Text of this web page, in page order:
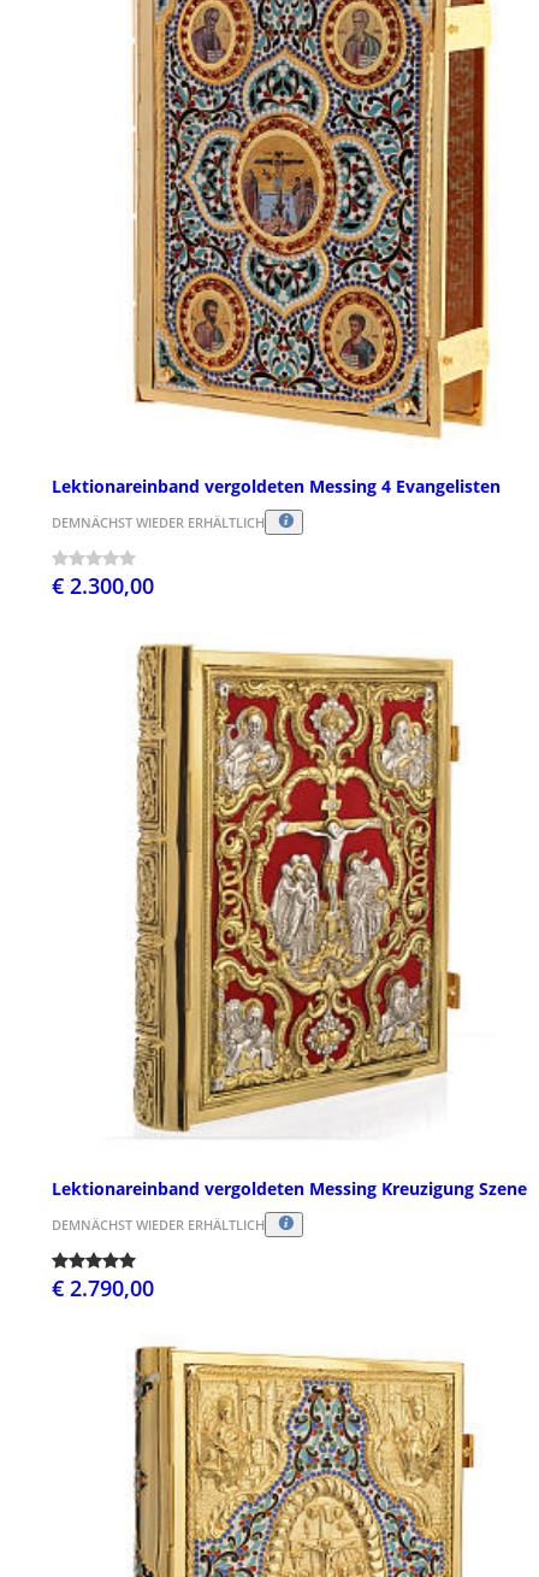
Lektionareinband vergoldeten Messing 4 Evangelisten
DEMNÄCHST WIEDER ERHÄLTLICH
€ 2.300,00
Lektionareinband vergoldeten Messing Kreuzigung Szene
DEMNÄCHST WIEDER ERHÄLTLICH
€ 2.790,00